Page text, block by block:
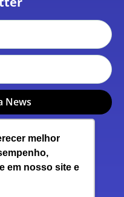
melhor
em nosso site e
News